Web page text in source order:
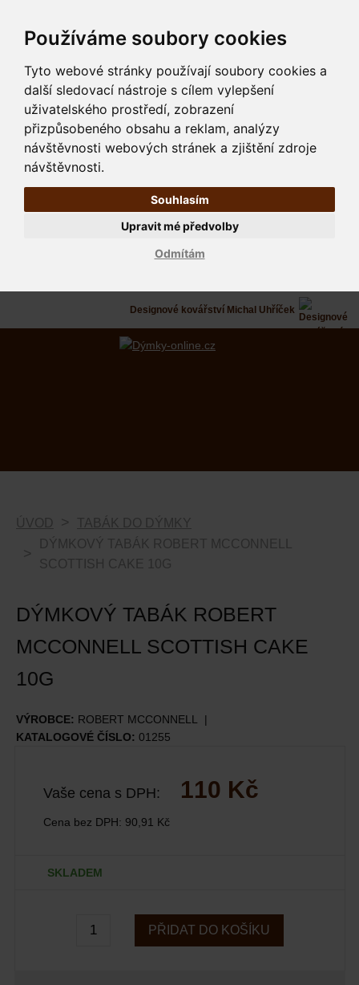
Používáme soubory cookies
Tyto webové stránky používají soubory cookies a
další sledovací nástroje s cílem vylepšení
uživatelského prostředí, zobrazení
přizpůsobeného obsahu a reklam, analýzy
návštěvnosti webových stránek a zjištění zdroje
návštěvnosti.
Souhlasím
Odmítám
Upravit mé předvolby
Designové kovářství Michal Uhříček
ÚVOD
TABÁK DO DÝMKY
DÝMKOVÝ TABÁK ROBERT MCCONNELL
SCOTTISH CAKE 10G
DÝMKOVÝ TABÁK ROBERT
MCCONNELL SCOTTISH CAKE
10G
VÝROBCE: ROBERT MCCONNELL
KATALOGOVÉ ČÍSLO: 01255
Vaše cena s DPH: 110 Kč
Cena bez DPH: 90,91 Kč
SKLADEM
PŘIDAT DO KOŠÍKU